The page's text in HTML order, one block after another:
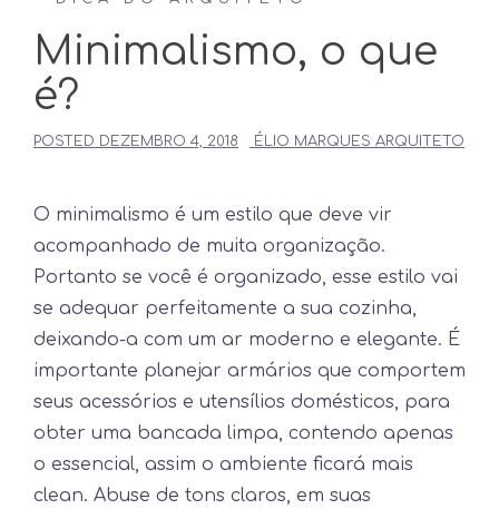
Minimalismo, o que
é?
POSTED DEZEMBRO 4, 2018 ÉLIO MARQUES ARQUITETO
O minimalismo é um estilo que deve vir
acompanhado de muita organização.
Portanto se você é organizado, esse estilo vai
se adequar perfeitamente a sua cozinha,
deixando-a com um ar moderno e elegante. É
importante planejar armários que comportem
seus acessórios e utensílios domésticos, para
obter uma bancada limpa, contendo apenas
o essencial, assim o ambiente ficará mais
clean. Abuse de tons claros, em suas